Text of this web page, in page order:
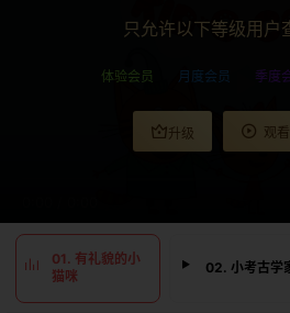
只允许以下等级用户
体验会员 月度会员 季度
升级 观
01. 有礼貌的小
猫咪
02. 小考古学